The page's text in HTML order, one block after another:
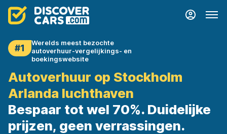
#1
Werelds meest bezochte
autoverhuur-vergelijkings- en
boekingswebsite
Autoverhuur op Stockholm
Arlanda luchthaven
Bespaar tot wel 70%. Duidelijke
prijzen, geen verrassingen.